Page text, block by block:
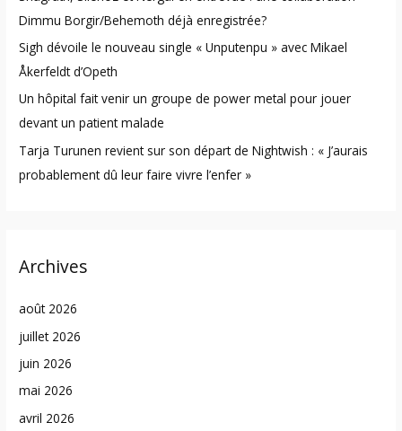
:Dimmu Borgir/Behemoth déjà enregistrée?
Sigh dévoile le nouveau single « Unputenpu » avec Mikael
Åkerfeldt d’Opeth
Un hôpital fait venir un groupe de power metal pour jouer
devant un patient malade
Tarja Turunen revient sur son départ de Nightwish : « J’aurais
probablement dû leur faire vivre l’enfer »
Archives
août 2026
juillet 2026
juin 2026
mai 2026
avril 2026